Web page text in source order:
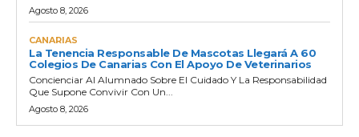
Agosto 8, 2026
CANARIAS
La Tenencia Responsable De Mascotas Llegará A 60
Colegios De Canarias Con El Apoyo De Veterinarios
Concienciar Al Alumnado Sobre El Cuidado Y La Responsabilidad
Que Supone Convivir Con Un...
Agosto 8, 2026